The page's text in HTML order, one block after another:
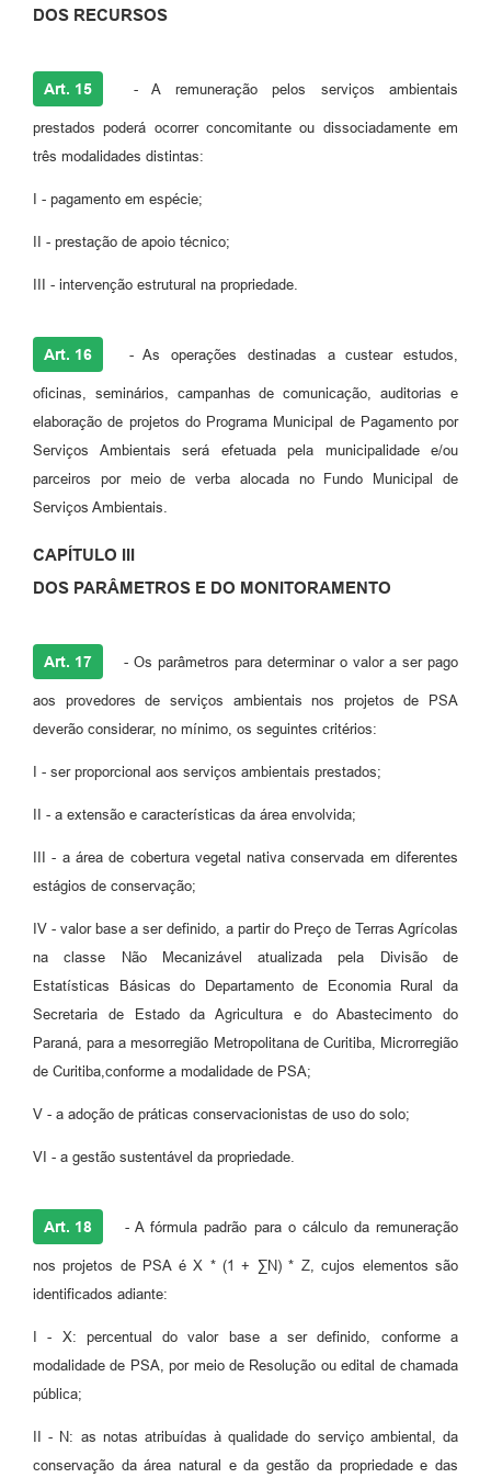
DOS RECURSOS
Art. 15 - A remuneração pelos serviços ambientais
prestados poderá ocorrer concomitante ou dissociadamente em
três modalidades distintas:
I - pagamento em espécie;
II - prestação de apoio técnico;
III - intervenção estrutural na propriedade.
Art. 16 - As operações destinadas a custear estudos,
oficinas, seminários, campanhas de comunicação, auditorias e
elaboração de projetos do Programa Municipal de Pagamento por
Serviços Ambientais será efetuada pela municipalidade e/ou
parceiros por meio de verba alocada no Fundo Municipal de
Serviços Ambientais.
CAPÍTULO III
DOS PARÂMETROS E DO MONITORAMENTO
Art. 17 - Os parâmetros para determinar o valor a ser pago
aos provedores de serviços ambientais nos projetos de PSA
deverão considerar, no mínimo, os seguintes critérios:
I - ser proporcional aos serviços ambientais prestados;
II - a extensão e características da área envolvida;
III - a área de cobertura vegetal nativa conservada em diferentes
estágios de conservação;
IV - valor base a ser definido, a partir do Preço de Terras Agrícolas
na classe Não Mecanizável atualizada pela Divisão de
Estatísticas Básicas do Departamento de Economia Rural da
Secretaria de Estado da Agricultura e do Abastecimento do
Paraná, para a mesorregião Metropolitana de Curitiba, Microrregião
de Curitiba,conforme a modalidade de PSA;
V - a adoção de práticas conservacionistas de uso do solo;
VI - a gestão sustentável da propriedade.
Art. 18 - A fórmula padrão para o cálculo da remuneração
nos projetos de PSA é X * (1 + ∑N) * Z, cujos elementos são
identificados adiante:
I - X: percentual do valor base a ser definido, conforme a
modalidade de PSA, por meio de Resolução ou edital de chamada
pública;
II - N: as notas atribuídas à qualidade do serviço ambiental, da
conservação da área natural e da gestão da propriedade e das